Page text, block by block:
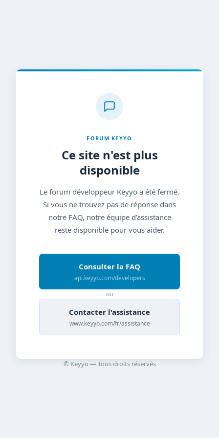
FORUM KEYYO
Ce site n'est plus
disponible
Le forum développeur Keyyo a été fermé.
Si vous ne trouvez pas de réponse dans
notre FAQ, notre équipe d'assistance
reste disponible pour vous aider.
Consulter la FAQ
api.keyyo.com/developers
ou
Contacter l'assistance
www.keyyo.com/fr/assistance
© Keyyo — Tous droits réservés